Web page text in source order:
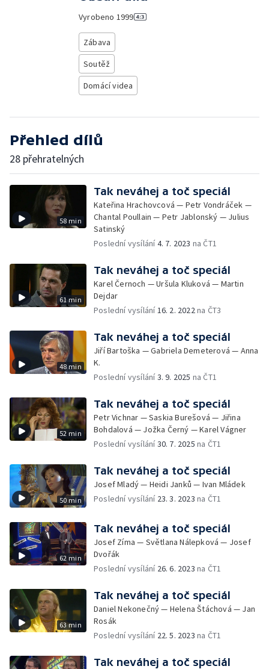
Vyrobeno 1999
Zábava
Soutěž
Domácí videa
Přehled dílů
28 přehratelných
58 min
Tak neváhej a toč speciál
Kateřina Hrachovcová — Petr Vondráček —
Chantal Poullain — Petr Jablonský — Julius
Satinský
Poslední vysílání4. 7. 2023 na ČT1
61 min
Tak neváhej a toč speciál
Karel Černoch — Uršula Kluková — Martin
Dejdar
Poslední vysílání16. 2. 2022na ČT3
48 min
Tak neváhej a toč speciál
Jiří Bartoška — Gabriela Demeterová — Anna
K.
Poslední vysílání3. 9. 2025 na ČT1
52 min
Tak neváhej a toč speciál
Petr Vichnar — Saskia Burešová — Jiřina
Bohdalová — Jožka Černý — Karel Vágner
Poslední vysílání30. 7. 2025 na ČT1
50 min
Tak neváhej a toč speciál
Josef Mladý — Heidi Janků — Ivan Mládek
Poslední vysílání 23. 3. 2023 na ČT1
62 min
Tak neváhej a toč speciál
Josef Zíma — Světlana Nálepková — Josef
Dvořák
Poslední vysílání 26. 6. 2023 na ČT1
63 min
Tak neváhej a toč speciál
Daniel Nekonečný — Helena Štáchová — Jan
Rosák
Poslední vysílání 22. 5. 2023 na ČT1
Tak neváhej a toč speciál